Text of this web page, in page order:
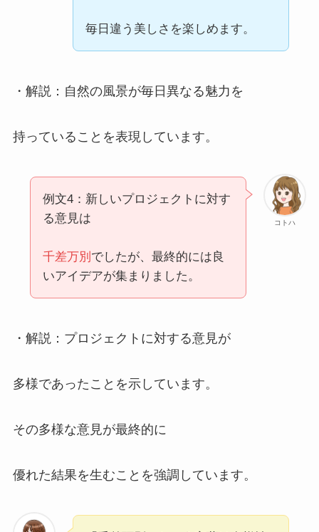
毎日違う美しさを楽しめます。
・解説：自然の風景が毎日異なる魅力を
持っていることを表現しています。
コトハ
例文4：新しいプロジェクトに対す
る意見は
千差万別 でしたが、最終的には良
いアイデアが集まりました。
・解説：プロジェクトに対する意見が
多様であったことを示しています。
その多様な意見が最終的に
優れた結果を生むことを強調しています。